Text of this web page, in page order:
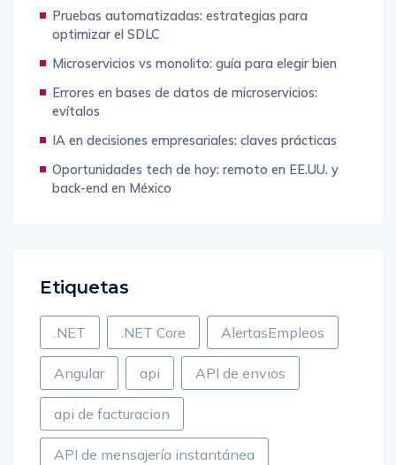
Pruebas automatizadas: estrategias para
optimizar el SDLC
Microservicios vs monolito: guía para elegir bien
Errores en bases de datos de microservicios:
evítalos
IA en decisiones empresariales: claves prácticas
Oportunidades tech de hoy: remoto en EE.UU. y
back-end en México
Etiquetas
.NET .NET Core AlertasEmpleos
Angular api API de envios
api de facturacion
API de mensajería instantánea